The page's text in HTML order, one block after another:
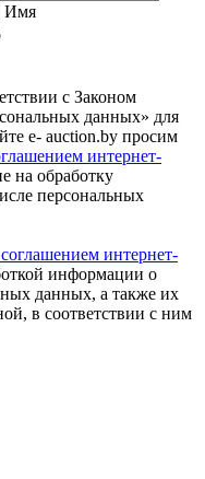
Имя
с Законом
данных» для
e- auction.by просим
интернет-
на обработку
персональных
интернет-
информации о
данных, а также их
в соответствии с ним